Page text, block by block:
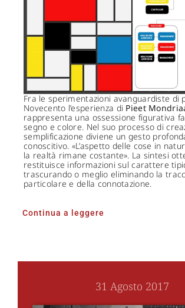
Fra le sperimentazioni avanguardiste di
Novecento l’esperienza di Pieet
rappresenta una ossessione figurativa
segno e colore. Nel suo processo di
semplificazione diviene un gesto
conoscitivo. «L’aspetto delle cose in
la realtà rimane costante». La sintesi
restituisce informazioni sul carattere
trascurando o meglio eliminando la
particolare e della connotazione.
Continua a leggere
31 Agosto 2017